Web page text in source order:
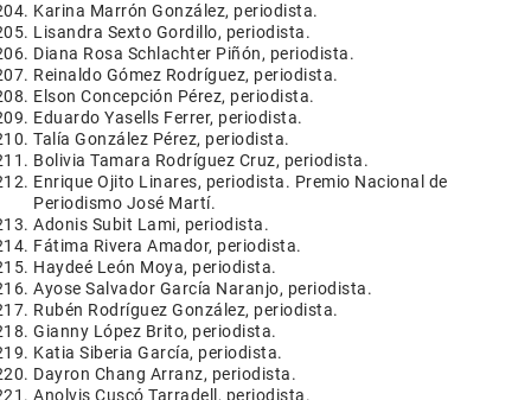
Karina Marrón González, periodista.
Lisandra Sexto Gordillo, periodista.
Diana Rosa Schlachter Piñón, periodista.
Reinaldo Gómez Rodríguez, periodista.
Elson Concepción Pérez, periodista.
Eduardo Yasells Ferrer, periodista.
Talía González Pérez, periodista.
Bolivia Tamara Rodríguez Cruz, periodista.
Enrique Ojito Linares, periodista. Premio Nacional de
Periodismo José Martí.
Adonis Subit Lami, periodista.
Fátima Rivera Amador, periodista.
Haydeé León Moya, periodista.
Ayose Salvador García Naranjo, periodista.
Rubén Rodríguez González, periodista.
Gianny López Brito, periodista.
Katia Siberia García, periodista.
Dayron Chang Arranz, periodista.
Anolvis Cuscó Tarradell, periodista.